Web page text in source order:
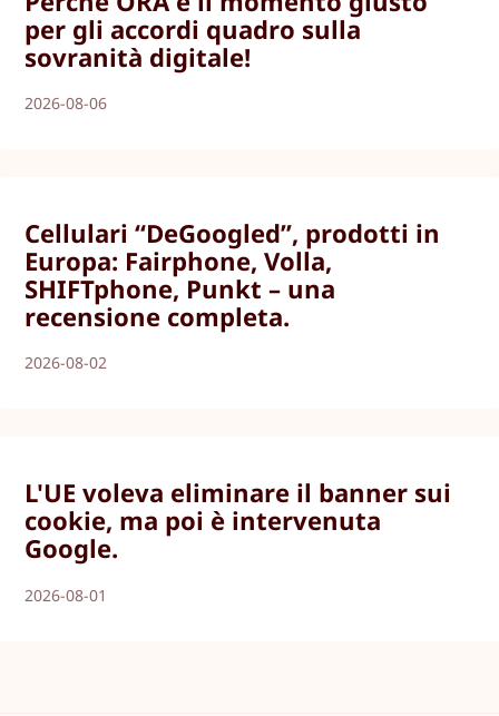
per gli accordi quadro sulla
sovranità digitale!
2026-08-06
Cellulari “DeGoogled”, prodotti in
Europa: Fairphone, Volla,
SHIFTphone, Punkt – una
recensione completa.
2026-08-02
L'UE voleva eliminare il banner sui
cookie, ma poi è intervenuta
Google.
2026-08-01